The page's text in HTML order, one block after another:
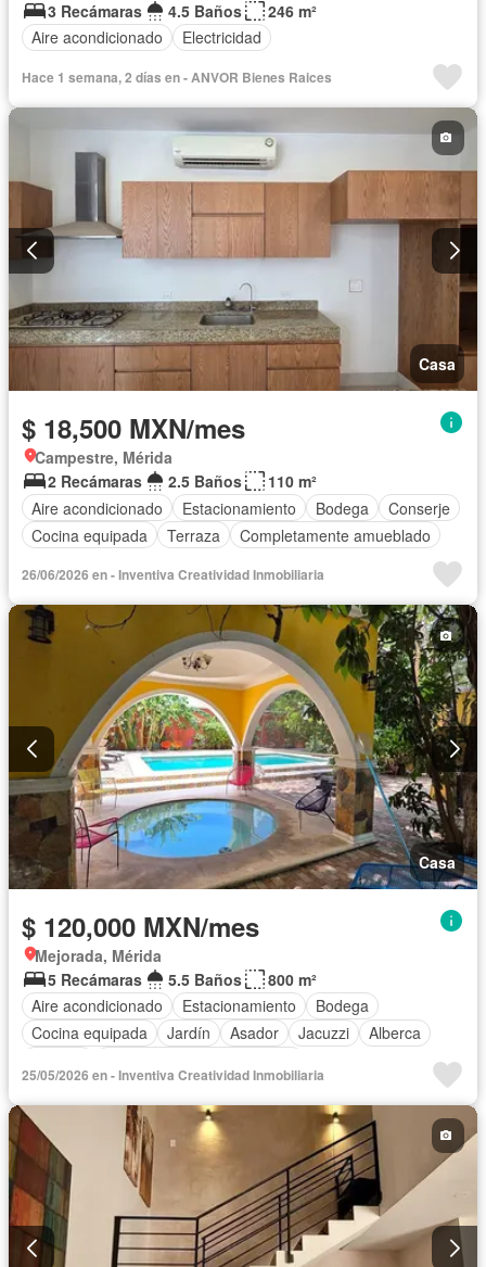
3 Recámaras
4.5 Baños
246 m²
Aire acondicionado
Electricidad
Hace 1 semana, 2 días en - ANVOR Bienes Raices
Casa
$ 18,500 MXN/mes
Campestre, Mérida
2 Recámaras
2.5 Baños
110 m²
Aire acondicionado
Estacionamiento Bodega
Conserje
Cocina equipada
Terraza Completamente amueblado
26/06/2026 en - Inventiva Creatividad Inmobiliaria
Casa
$ 120,000 MXN/mes
Mejorada, Mérida
5 Recámaras
5.5 Baños
800 m²
Aire acondicionado
Estacionamiento
Bodega
Cocina equipada
Jardín Asador Jacuzzi
Alberca
25/05/2026 en - Inventiva Creatividad Inmobiliaria